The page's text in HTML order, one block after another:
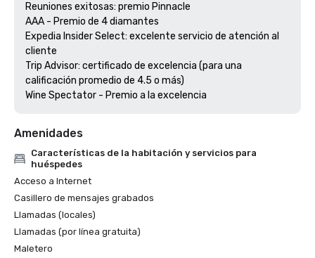
Reuniones exitosas: premio Pinnacle
AAA - Premio de 4 diamantes
Expedia Insider Select: excelente servicio de atención al
cliente
Trip Advisor: certificado de excelencia (para una
calificación promedio de 4.5 o más)
Wine Spectator - Premio a la excelencia
Amenidades
Características de la habitación y servicios para
huéspedes
Acceso a Internet
Casillero de mensajes grabados
Llamadas (locales)
Llamadas (por línea gratuita)
Maletero